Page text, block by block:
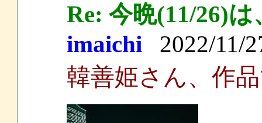
Re: 今晩(11/26)
imaichi 2022/11/
韓善姫さん、作